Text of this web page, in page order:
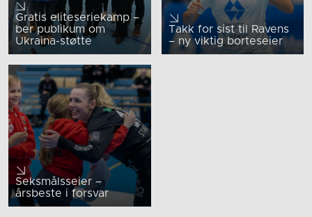
Gratis eliteseriekamp –
ber publikum om
Ukraina-støtte
Takk for sist til Ravens
– ny viktig borteseier
Seksmålsseier –
årsbeste i forsvar